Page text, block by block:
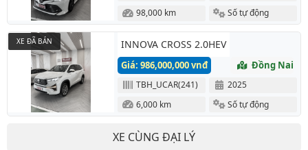
98,000 km
Số tự động
INNOVA CROSS 2.0HEV
Giá: 986,000,000 vnđ Đồng Nai
TBH_UCAR(241)
2025
6,000 km
Số tự động
XE ĐÃ BÁN
XE CÙNG ĐẠI LÝ